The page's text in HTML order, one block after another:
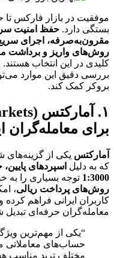
موفقیت در بازار فارکس تا
بستگی دارد. حفظ امنیت
مقرون‌به‌صرفه، اجرای
روش‌های واریز و برداشت
کلیدی در این انتخاب
بررسی دقیق این موارد
بروکر کمک کند.
برای معامله‌گران
آمارکتس یکی از گزینه‌های
که به دلیل اسپردهای
1:3000 توجه بسیاری را به
روش‌های پرداخت ریالی،
کاربران ایرانی فراهم
معامله‌گران حرفه‌ای
“یکی از مهم‌ترین
حساب‌های معاملاتی
مختلف ترید مناسب